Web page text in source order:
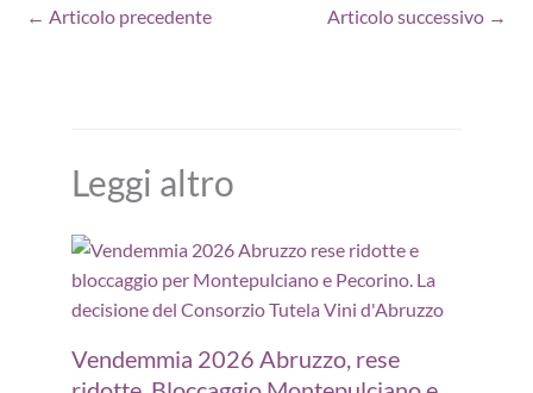
← Articolo precedente Articolo successivo →
Leggi altro
Vendemmia 2026 Abruzzo, rese